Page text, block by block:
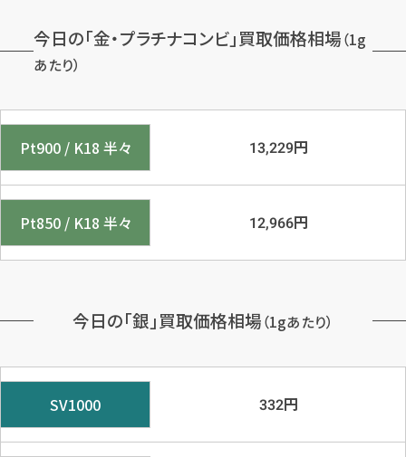
今日の「金・プラチナコンビ」買取価格相場（1g
あたり）
Pt900 / K18 半々 13,229円
Pt850 / K18 半々 12,966円
今日の「銀」買取価格相場（1gあたり）
SV1000 332円